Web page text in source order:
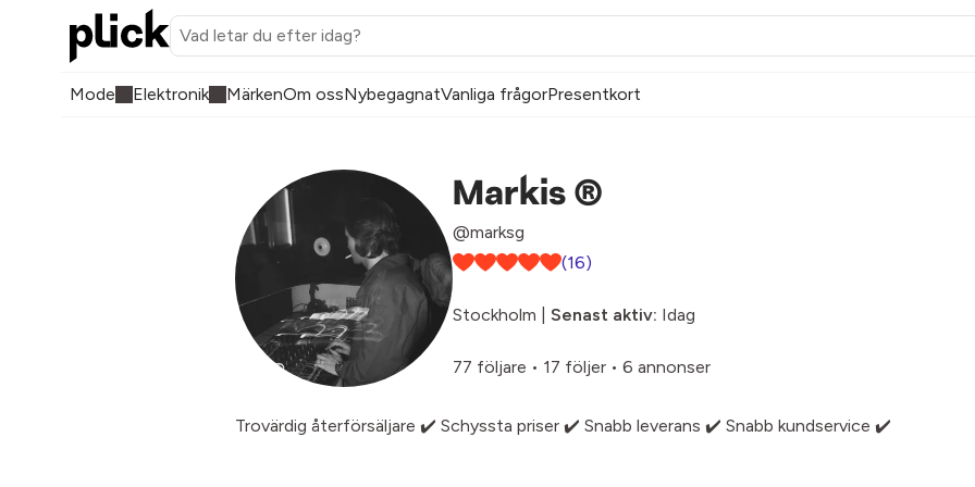
Mode Elektronik MärkenOm ossNybegagnatVanliga frågorPresentkort
Markis ®
@marksg
(16)
Stockholm | Senast aktiv: Idag
77 följare • 17 följer • 6 annonser
Trovärdig återförsäljare ✔️ Schyssta priser ✔️ Snabb leverans ✔️ Snabb kundservice ✔️